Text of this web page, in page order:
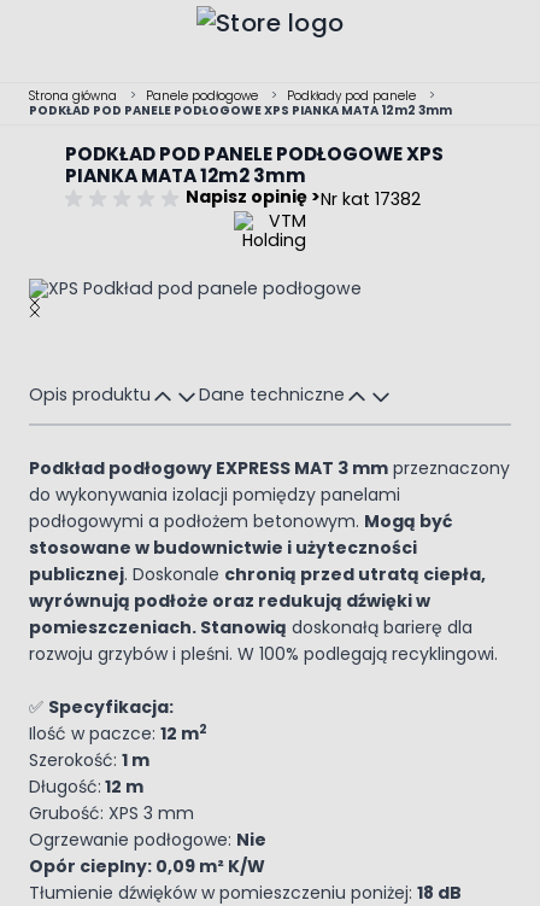
Strona główna > Panele podłogowe > Podkłady pod panele
>
PODKŁAD POD PANELE PODŁOGOWE XPS PIANKA MATA 12m2 3mm
PODKŁAD POD PANELE PODŁOGOWE XPS
PIANKA MATA 12m2 3mm
Napisz opinię >Nr kat 17382
Main image
Click to view image in fullscreen
Opis produktu Dane techniczne
Podkład podłogowy EXPRESS MAT 3 mm przeznaczony
do wykonywania izolacji pomiędzy panelami
podłogowymi a podłożem betonowym. Mogą być
stosowane w budownictwie i użyteczności
publicznej. Doskonale chronią przed utratą ciepła,
wyrównują podłoże oraz redukują dźwięki w
pomieszczeniach. Stanowią doskonałą barierę dla
rozwoju grzybów i pleśni. W 100% podlegają recyklingowi.
✅ Specyfikacja:
Ilość w paczce: 12 m2
Szerokość: 1 m
Długość: 12 m
Grubość: XPS 3 mm
Ogrzewanie podłogowe: Nie
Opór cieplny: 0,09 m² K/W
Tłumienie dźwięków w pomieszczeniu poniżej: 18 dB